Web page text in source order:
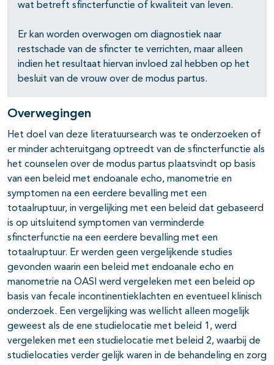
wat betreft sfincterfunctie of kwaliteit van leven.
Er kan worden overwogen om diagnostiek naar
restschade van de sfincter te verrichten, maar alleen
indien het resultaat hiervan invloed zal hebben op het
besluit van de vrouw over de modus partus.
Overwegingen
Het doel van deze literatuursearch was te onderzoeken of
er minder achteruitgang optreedt van de sfincterfunctie als
het counselen over de modus partus plaatsvindt op basis
van een beleid met endoanale echo, manometrie en
symptomen na een eerdere bevalling met een
totaalruptuur, in vergelijking met een beleid dat gebaseerd
is op uitsluitend symptomen van verminderde
sfincterfunctie na een eerdere bevalling met een
totaalruptuur. Er werden geen vergelijkende studies
gevonden waarin een beleid met endoanale echo en
manometrie na OASI werd vergeleken met een beleid op
basis van fecale incontinentieklachten en eventueel klinisch
onderzoek. Een vergelijking was wellicht alleen mogelijk
geweest als de ene studielocatie met beleid 1, werd
vergeleken met een studielocatie met beleid 2, waarbij de
studielocaties verder gelijk waren in de behandeling en zorg